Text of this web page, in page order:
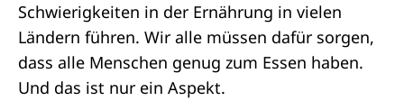
Schwierigkeiten in der Ernährung in vielen
Ländern führen. Wir alle müssen dafür sorgen,
dass alle Menschen genug zum Essen haben.
Und das ist nur ein Aspekt.